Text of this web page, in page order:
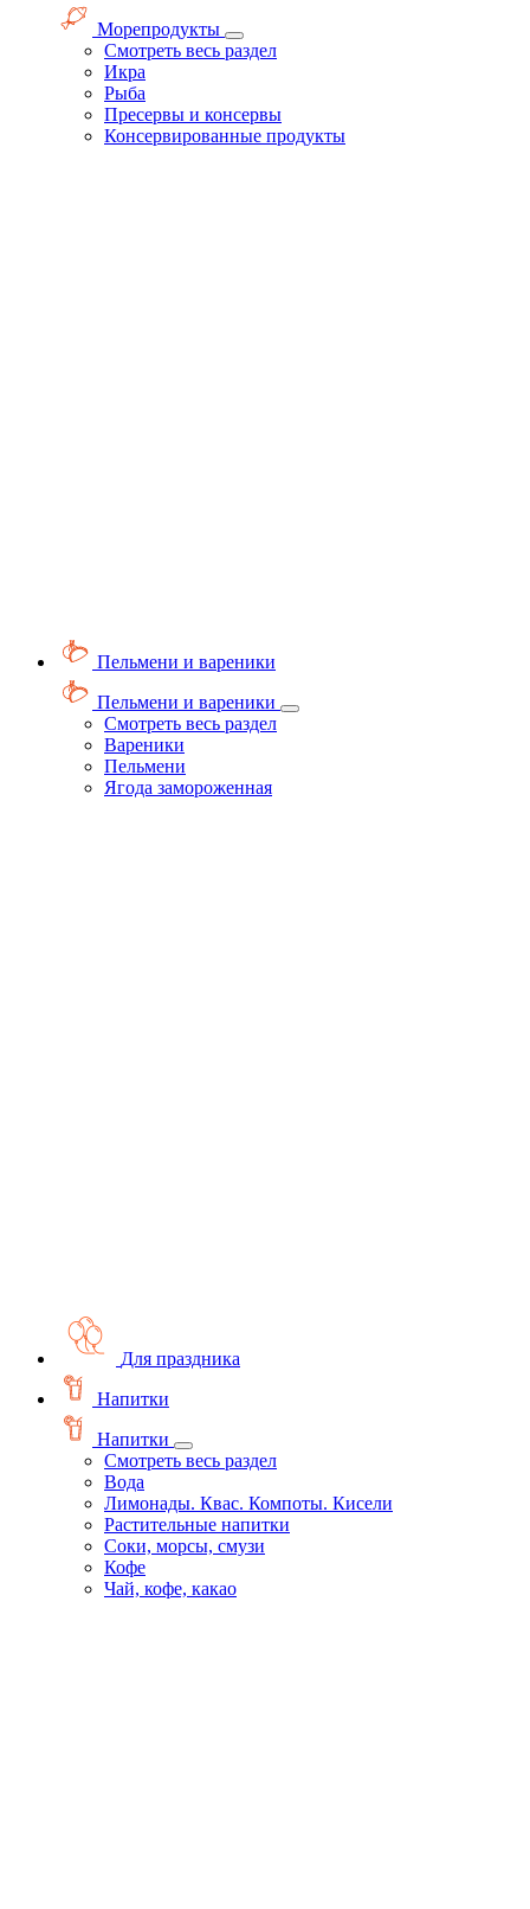
Морепродукты
Смотреть весь раздел
Икра
Рыба
Пресервы и консервы
Консервированные продукты
Пельмени и вареники
Пельмени и вареники
Смотреть весь раздел
Вареники
Пельмени
Ягода замороженная
Для праздника
Напитки
Напитки
Смотреть весь раздел
Вода
Лимонады. Квас. Компоты. Кисели
Растительные напитки
Соки, морсы, смузи
Кофе
Чай, кофе, какао